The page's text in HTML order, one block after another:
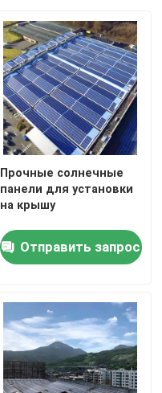
Прочные солнечные
панели для установки
на крышу
Отправить запрос